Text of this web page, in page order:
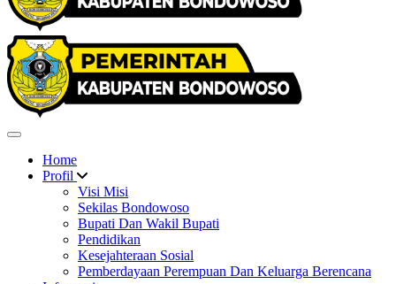
Home
Profil
Visi Misi
Sekilas Bondowoso
Bupati Dan Wakil Bupati
Pendidikan
Kesejahteraan Sosial
Pemberdayaan Perempuan Dan Keluarga Berencana